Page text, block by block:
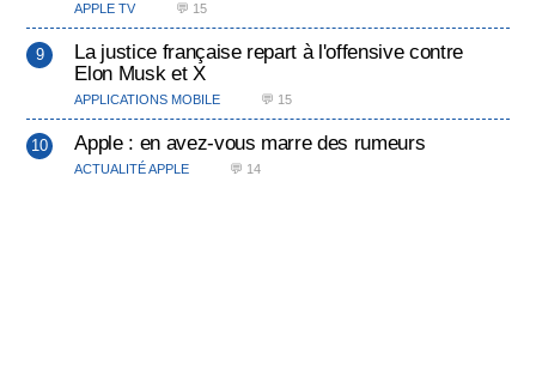
APPLE TV 💬 15
La justice française repart à l'offensive contre
Elon Musk et X
APPLICATIONS MOBILE 💬 15
Apple : en avez-vous marre des rumeurs
ACTUALITÉ APPLE 💬 14